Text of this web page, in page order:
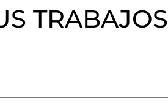
TRABAJOS